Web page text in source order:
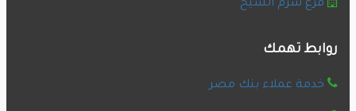
فرع شرم الشيخ
روابط تهمك
خدمة عملاء بنك مصر